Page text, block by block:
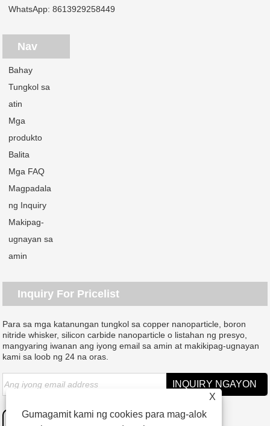
WhatsApp:8613929258449
Nav
Bahay
Tungkol sa
atin
Mga
produkto
Balita
Mga FAQ
Magpadala
ng Inquiry
Makipag-
ugnayan sa
amin
Inquiry For Pricelist
Para sa mga katanungan tungkol sa copper nanoparticle, boron
nitride whisker, silicon carbide nanoparticle o listahan ng presyo,
mangyaring iwanan ang iyong email sa amin at makikipag-ugnayan
kami sa loob ng 24 na oras.
X
Gumagamit kami ng cookies para mag-alok